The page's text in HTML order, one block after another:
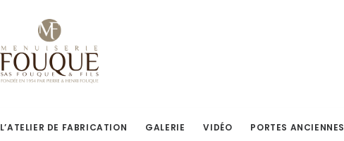
L’ATELIER DE FABRICATION GALERIE VIDÉO PORTES ANCIENNES